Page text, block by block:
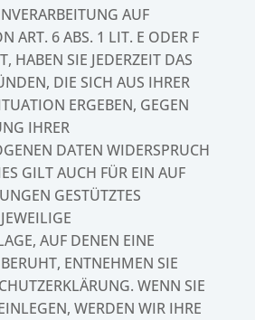
AUF
ART. 6 ABS. 1 LIT. E ODER F
HABEN SIE JEDERZEIT DAS
DIE SICH AUS IHRER
ERGEBEN, GEGEN
IHRER
DATEN WIDERSPRUCH
GILT AUCH FÜR EIN AUF
GESTÜTZTES
AUF DENEN EINE
ENTNEHMEN SIE
WENN SIE
WERDEN WIR IHRE